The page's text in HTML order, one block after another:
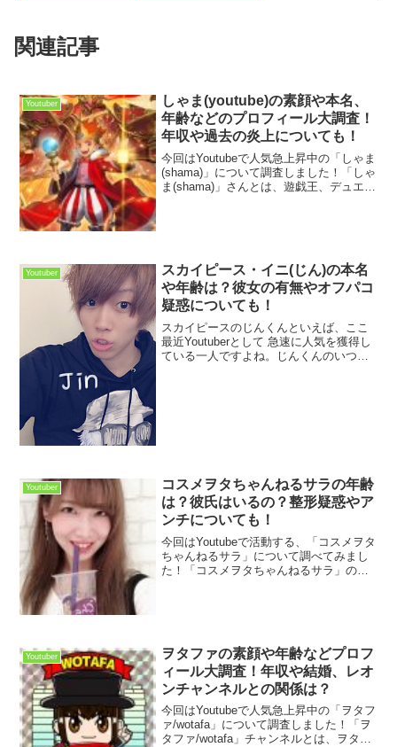
関連記事
Youtuber
しゃま(youtube)の素顔や本名、
年齢などのプロフィール大調査！
年収や過去の炎上についても！
今回はYoutubeで人気急上昇中の「しゃま
(shama)」について調査しました！「しゃ
ま(shama)」さんとは、遊戯王、デュエ
Youtuber
スカイピース・イニ(じん)の本名
や年齢は？彼女の有無やオフパコ
疑惑についても！
スカイピースのじんくんといえば、ここ
最近Youtuberとして 急速に人気を獲得し
ている一人ですよね。じんくんのいつで
Youtuber
コスメヲタちゃんねるサラの年齢
は？彼氏はいるの？整形疑惑やア
ンチについても！
今回はYoutubeで活動する、「コスメヲタ
ちゃんねるサラ」について調べてみまし
た！「コスメヲタちゃんねるサラ」の澤
Youtuber
ヲタファの素顔や年齢などプロフ
ィール大調査！年収や結婚、レオ
ンチャンネルとの関係は？
今回はYoutubeで人気急上昇中の「ヲタフ
ァ/wotafa」について調査しました！「ヲ
タファ/wotafa」チャンネルとは、ヲタフ